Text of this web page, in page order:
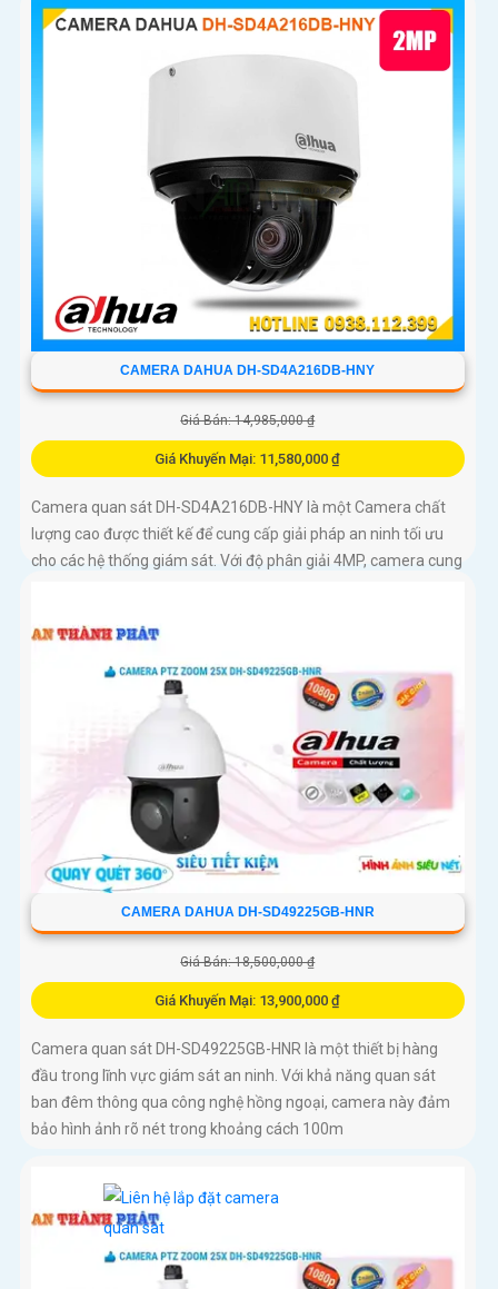
CAMERA DAHUA DH-SD4A216DB-HNY
Giá Bán: 14,985,000 ₫
Giá Khuyến Mại: 11,580,000 ₫
Camera quan sát DH-SD4A216DB-HNY là một Camera chất
lượng cao được thiết kế để cung cấp giải pháp an ninh tối ưu
cho các hệ thống giám sát. Với độ phân giải 4MP, camera cung
CAMERA DAHUA DH-SD49225GB-HNR
Giá Bán: 18,500,000 ₫
Giá Khuyến Mại: 13,900,000 ₫
Camera quan sát DH-SD49225GB-HNR là một thiết bị hàng
đầu trong lĩnh vực giám sát an ninh. Với khả năng quan sát
ban đêm thông qua công nghệ hồng ngoại, camera này đảm
bảo hình ảnh rõ nét trong khoảng cách 100m